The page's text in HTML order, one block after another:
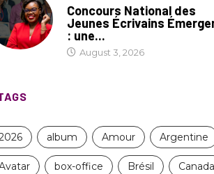
Concours National des
Jeunes Écrivains
: une...
August 3, 2026
album Amour Argentine
box-office Brésil Canada